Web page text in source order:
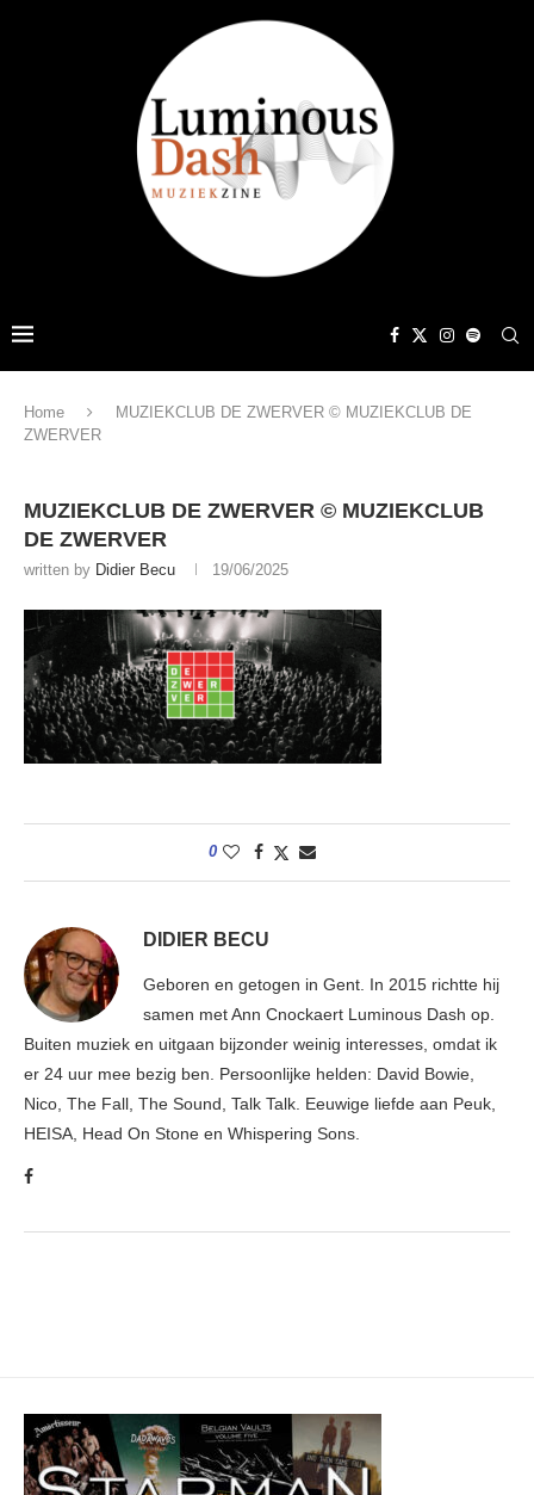
Home
MUZIEKCLUB DE ZWERVER © MUZIEKCLUB DE
ZWERVER
MUZIEKCLUB DE ZWERVER © MUZIEKCLUB
DE ZWERVER
written by Didier Becu 19/06/2025
0
DIDIER BECU
Geboren en getogen in Gent. In 2015 richtte hij
samen met Ann Cnockaert Luminous Dash op.
Buiten muziek en uitgaan bijzonder weinig interesses, omdat ik
er 24 uur mee bezig ben. Persoonlijke helden: David Bowie,
Nico, The Fall, The Sound, Talk Talk. Eeuwige liefde aan Peuk,
HEISA, Head On Stone en Whispering Sons.